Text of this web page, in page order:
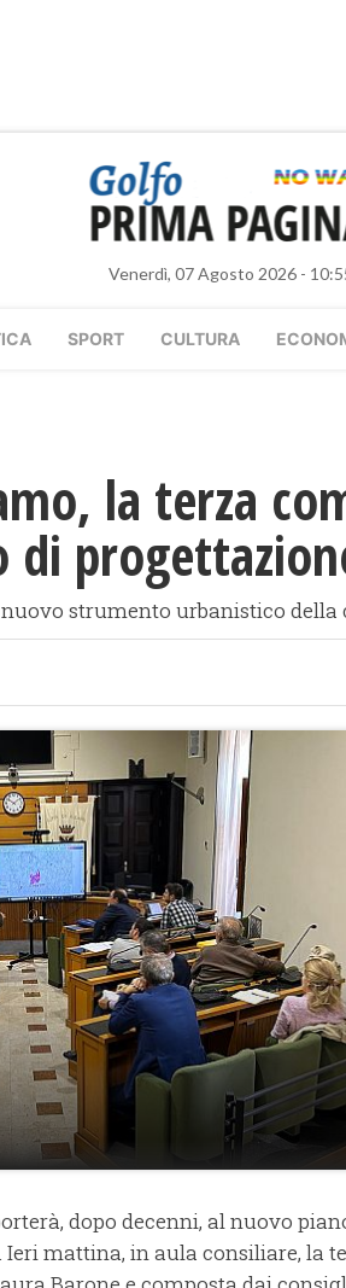
Venerdì, 07 Agosto 2026 -
SPORT CULTURA
la terza
strumento urbanistico della
dopo decenni, al nuovo
mattina, in aula consiliare, la